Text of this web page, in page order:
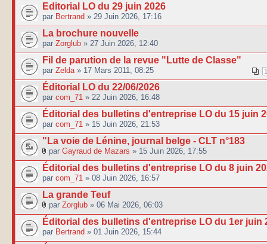
Editorial LO du 29 juin 2026
par Bertrand » 29 Juin 2026, 17:16
La brochure nouvelle
par Zorglub » 27 Juin 2026, 12:40
Fil de parution de la revue "Lutte de Classe"
1
par Zelda » 17 Mars 2011, 08:25
Éditorial LO du 22/06/2026
par com_71 » 22 Juin 2026, 16:48
Éditorial des bulletins d'entreprise LO du 15 juin
par com_71 » 15 Juin 2026, 21:53
"La voie de Lénine, journal belge - CLT n°183
par Gayraud de Mazars » 15 Juin 2026, 17:55
Éditorial des bulletins d'entreprise LO du 8 juin
par com_71 » 08 Juin 2026, 16:57
La grande Teuf
par Zorglub » 06 Mai 2026, 06:03
Éditorial des bulletins d'entreprise LO du 1er juin
par Bertrand » 01 Juin 2026, 15:44